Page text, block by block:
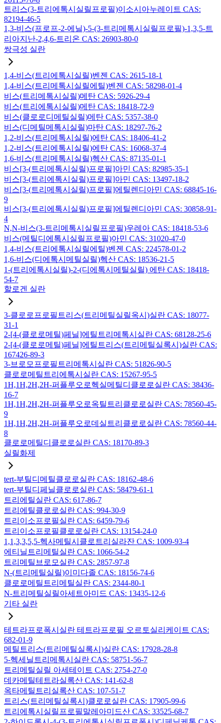
트리스(3-트리에톡시실릴프로필)이소시아누레이트 CAS:
82194-46-5
1,3-비스(프로프-2-에닐)-5-(3-트리메톡시실릴프로필)-1,3,5-트
리아지난-2,4,6-트리온 CAS: 26903-80-0
쌍극성 실란
1,4-비스(트리에톡시실릴)벤젠 CAS: 2615-18-1
1,4-비스(트리메톡시실릴에틸)벤젠 CAS: 58298-01-4
비스(트리메톡시실릴)메탄 CAS: 5926-29-4
비스(트리에톡시실릴)메탄 CAS: 18418-72-9
비스(클로로디메틸실릴)메탄 CAS: 5357-38-0
비스(디메틸메톡시실릴)마탄 CAS: 18297-76-2
1,2-비스(트리메톡시실릴)에탄 CAS: 18406-41-2
1,2-비스(트리에톡시실릴)에탄 CAS: 16068-37-4
1,6-비스(트리메톡시실릴)헥산 CAS: 87135-01-1
비스[3-(트리메톡시실릴)프로필]아민 CAS: 82985-35-1
비스[3-(트리에톡시실릴)프로필]아민 CAS: 13497-18-2
비스[3-(트리메톡시실릴)프로필]에틸렌디아민 CAS: 68845-16-
9
비스[3-(트리에톡시실릴)프로필]에틸렌디아민 CAS: 30858-91-
4
N,N-비스(3-트리메톡시실릴프로필)우레아 CAS: 18418-53-6
비스(메틸디에톡시실릴프로필)아민 CAS: 31020-47-0
1,4-비스(트리에톡시실릴에틸)벤젠 CAS: 224578-01-2
1,6-비스(디에톡시메틸실릴)헥산 CAS: 18536-21-5
1-(트리에톡시실릴)-2-(디에톡시메틸실릴) 에탄 CAS: 18418-
54-7
할로겐 실란
3-클로로프로필트리스(트리메틸실릴옥시)실란 CAS: 18077-
31-1
2-[4-(클로로메틸)페닐]에틸트리메톡시실란 CAS: 68128-25-6
2-[4-(클로로메틸)페닐]에틸트리스(트리메틸실록시)실란 CAS:
167426-89-3
3-브로모프로필트리메톡시실란 CAS: 51826-90-5
클로로메틸트리에톡시실란 CAS: 15267-95-5
1H,1H,2H,2H-퍼플루오로헥실메틸디클로로실란 CAS: 38436-
16-7
1H,1H,2H,2H-퍼플루오로옥틸트리클로로실란 CAS: 78560-45-
9
1H,1H,2H,2H-퍼플루오로데실트리클로로실란 CAS: 78560-44-
8
클로로메틸디클로로실란 CAS: 18170-89-3
실릴화제
tert-부틸디메틸클로로실란 CAS: 18162-48-6
tert-부틸디페닐클로로실란 CAS: 58479-61-1
트리에틸실란 CAS: 617-86-7
트리에틸클로로실란 CAS: 994-30-9
트리이소프로필실란 CAS: 6459-79-6
트리이소프로필클로로실란 CAS: 13154-24-0
1,1,3,3,5,5-헥사메틸시클로트리실라잔 CAS: 1009-93-4
에티닐트리메틸실란 CAS: 1066-54-2
트리메틸브로모실란 CAS: 2857-97-8
N-(트리메틸실릴)이미다졸 CAS: 18156-74-6
클로로메틸트리메틸실란 CAS: 2344-80-1
N-트리메틸실릴아세트아미드 CAS: 13435-12-6
기타 실란
테트라프로폭시실란 테트라프로필 오르토실리케이트 CAS:
682-01-9
메틸트리스(트리메틸실록시)실란 CAS: 17928-28-8
5-헥세닐트리메톡시실란 CAS: 58751-56-7
트리메틸실릴 아세테이트 CAS: 2754-27-0
데카메틸테트라실록산 CAS: 141-62-8
옥타메틸트리실록산 CAS: 107-51-7
트리스(트리메틸실록시)클로로실란 CAS: 17905-99-6
트리에톡시실릴프로필말레아미드산 CAS: 33525-68-7